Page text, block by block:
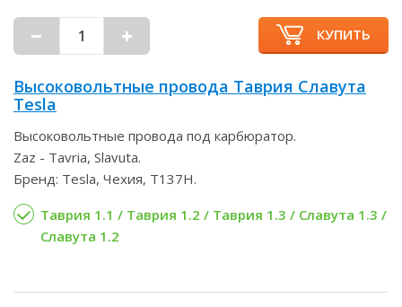
КУПИТЬ
Высоковольтные провода Таврия Славута
Tesla
Высоковольтные провода под карбюратор.
Zaz - Tavria, Slavuta.
Бренд: Tesla, Чехия, T137H.
Таврия 1.1 / Таврия 1.2 / Таврия 1.3 / Славута 1.3 /
Славута 1.2